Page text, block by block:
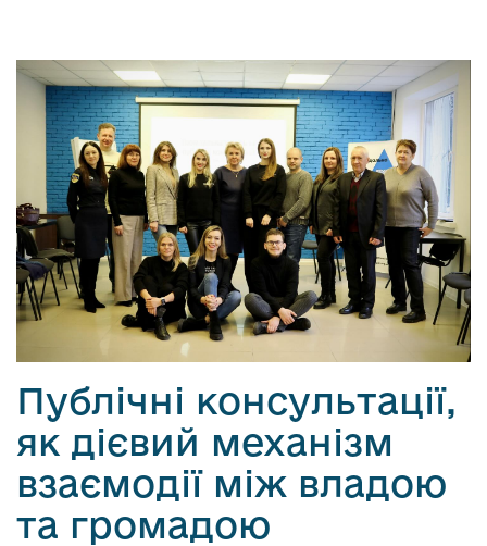
Публічні консультації,
як дієвий механізм
взаємодії між владою
та громадою